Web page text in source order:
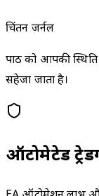
चिंतन जर्नल
पाठ को आपकी
सहेजा जाता है।
ऑटोमेटेड